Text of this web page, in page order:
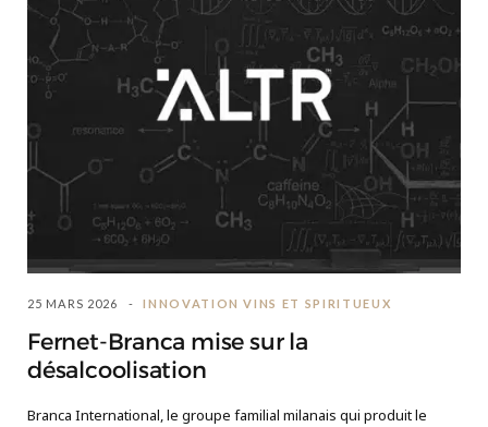
25 MARS 2026 INNOVATION VINS ET SPIRITUEUX
Fernet-Branca mise sur la
désalcoolisation
Branca International, le groupe familial milanais qui produit le